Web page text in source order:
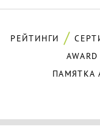
РЕЙТИНГИ
AWARD
ПАМЯТКА